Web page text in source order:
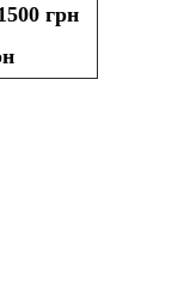
грн